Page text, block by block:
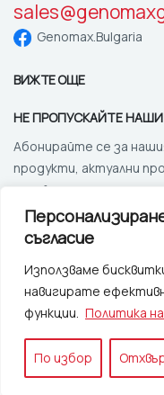
съгласие
Използваме
навигирате
функции. Политика
По избор
Genomax.Bulgaria
ВИЖТЕ ОЩЕ
НЕ ПРОПУСКАЙТЕ
Абонирайте се за
продукти, актуални
онлайн магазин
© 2025Геномакс Груп.
на